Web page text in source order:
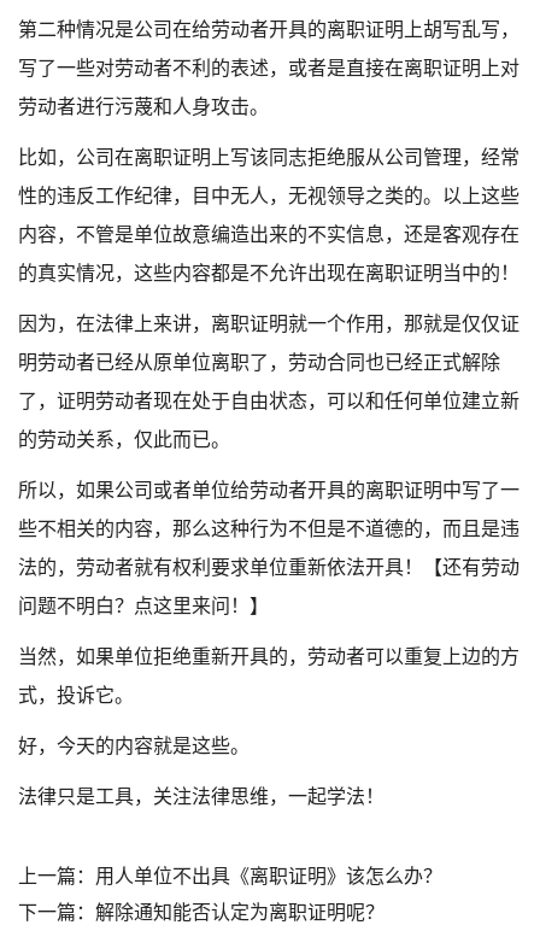
第二种情况是公司在给劳动者开具的离职证明上胡写乱写，
写了一些对劳动者不利的表述，或者是直接在离职证明上对
劳动者进行污蔑和人身攻击。
比如，公司在离职证明上写该同志拒绝服从公司管理，经常
性的违反工作纪律，目中无人，无视领导之类的。以上这些
内容，不管是单位故意编造出来的不实信息，还是客观存在
的真实情况，这些内容都是不允许出现在离职证明当中的！
因为，在法律上来讲，离职证明就一个作用，那就是仅仅证
明劳动者已经从原单位离职了，劳动合同也已经正式解除
了，证明劳动者现在处于自由状态，可以和任何单位建立新
的劳动关系，仅此而已。
所以，如果公司或者单位给劳动者开具的离职证明中写了一
些不相关的内容，那么这种行为不但是不道德的，而且是违
法的，劳动者就有权利要求单位重新依法开具！【还有劳动
问题不明白？点这里来问！】
当然，如果单位拒绝重新开具的，劳动者可以重复上边的方
式，投诉它。
好，今天的内容就是这些。
法律只是工具，关注法律思维，一起学法！
上一篇：用人单位不出具《离职证明》该怎么办？
下一篇：解除通知能否认定为离职证明呢？